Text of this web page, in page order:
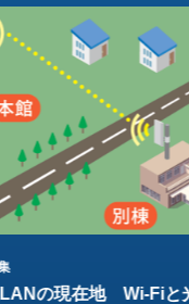
の現在地 Wi-Fiと